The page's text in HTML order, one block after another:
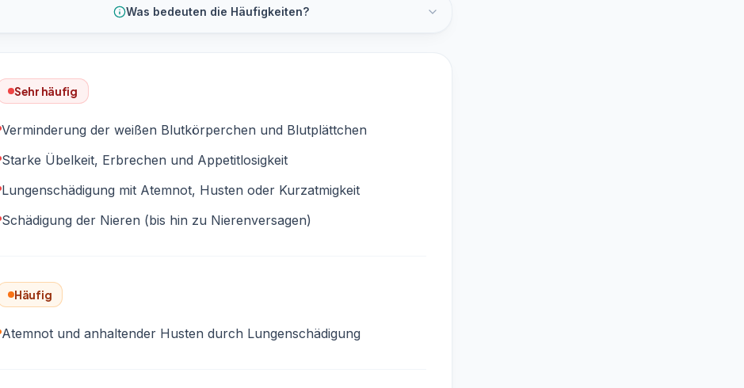
Was bedeuten die Häufigkeiten?
Sehr häufig
Verminderung der weißen Blutkörperchen und Blutplättchen
Starke Übelkeit, Erbrechen und Appetitlosigkeit
Lungenschädigung mit Atemnot, Husten oder Kurzatmigkeit
Schädigung der Nieren (bis hin zu Nierenversagen)
Häufig
Atemnot und anhaltender Husten durch Lungenschädigung